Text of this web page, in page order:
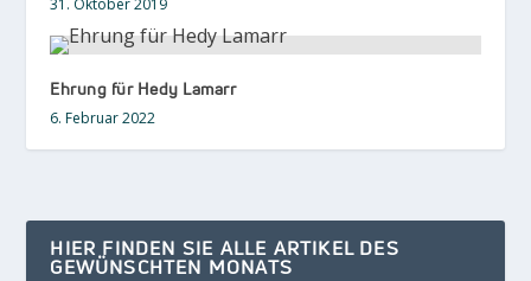
Ehrung für Hedy Lamarr
6. Februar 2022
HIER FINDEN SIE ALLE ARTIKEL DES
GEWÜNSCHTEN MONATS